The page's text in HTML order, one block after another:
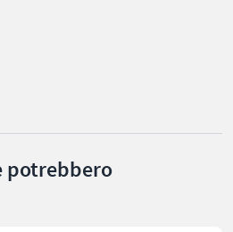
potrebbero